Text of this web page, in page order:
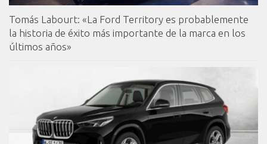
Tomás Labourt: «La Ford Territory es probablemente
la historia de éxito más importante de la marca en los
últimos años»